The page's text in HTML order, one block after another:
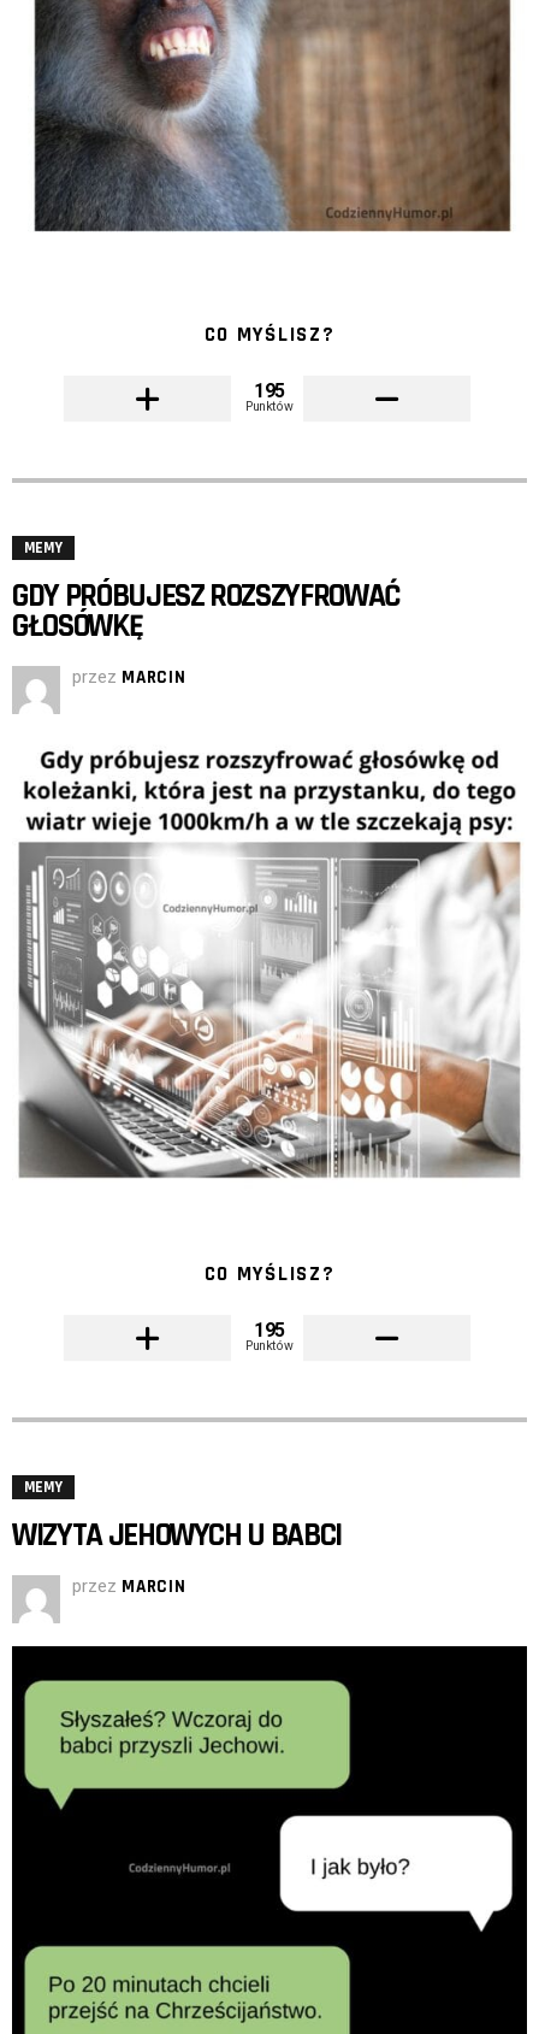
CO MYŚLISZ?
195
Punktów
MEMY
GDY PRÓBUJESZ ROZSZYFROWAĆ
GŁOSÓWKĘ
przez MARCIN
CO MYŚLISZ?
195
Punktów
MEMY
WIZYTA JEHOWYCH U BABCI
przez MARCIN